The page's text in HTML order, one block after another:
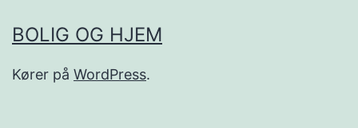
BOLIG OG HJEM
Kører på WordPress.